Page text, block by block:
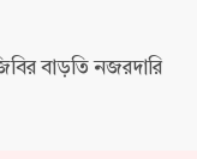
বাড়তি নজরদারি